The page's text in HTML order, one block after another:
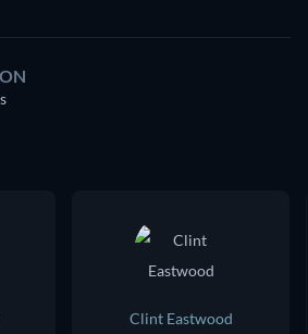
Clint Eastwood